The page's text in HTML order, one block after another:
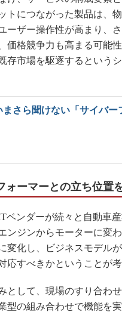
トにつながった製品は、
ーザー操作性が高まり、
価格競争力も高まる可能
存市場を駆逐するという
まさら聞けない「サイバー
ォーマーとの立ち位置
ンダーが続々と自動車
ンジンからモーターに変
変化し、ビジネスモデル
応すべきかということが
して、現場のすり合わ
型の組み合わせで機能を